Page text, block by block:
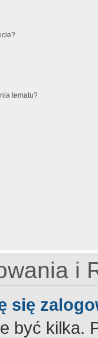
tematu?
i
się
być kilka.